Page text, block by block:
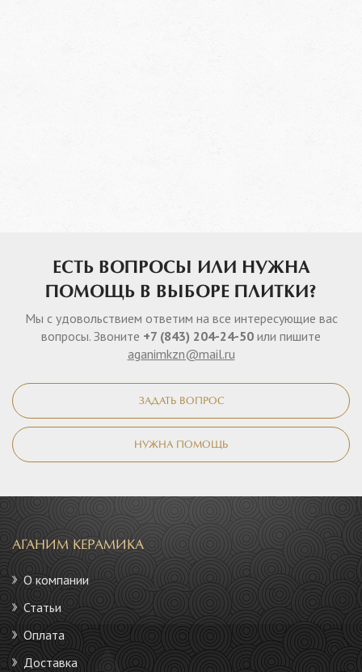
ЕСТЬ ВОПРОСЫ ИЛИ НУЖНА
ПОМОЩЬ В ВЫБОРЕ ПЛИТКИ?
Мы с удовольствием ответим на все интересующие вас
вопросы. Звоните +7 (843) 204-24-50 или пишите
aganimkzn@mail.ru
ЗАДАТЬ ВОПРОС
НУЖНА ПОМОЩЬ
АГАНИМ КЕРАМИКА
О компании
Статьи
Оплата
Доставка